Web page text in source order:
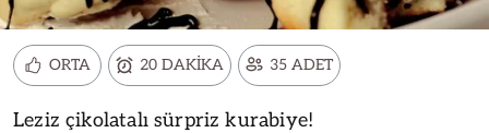
ORTA 20 DAKİKA 35 ADET
Leziz çikolatalı sürpriz kurabiye!